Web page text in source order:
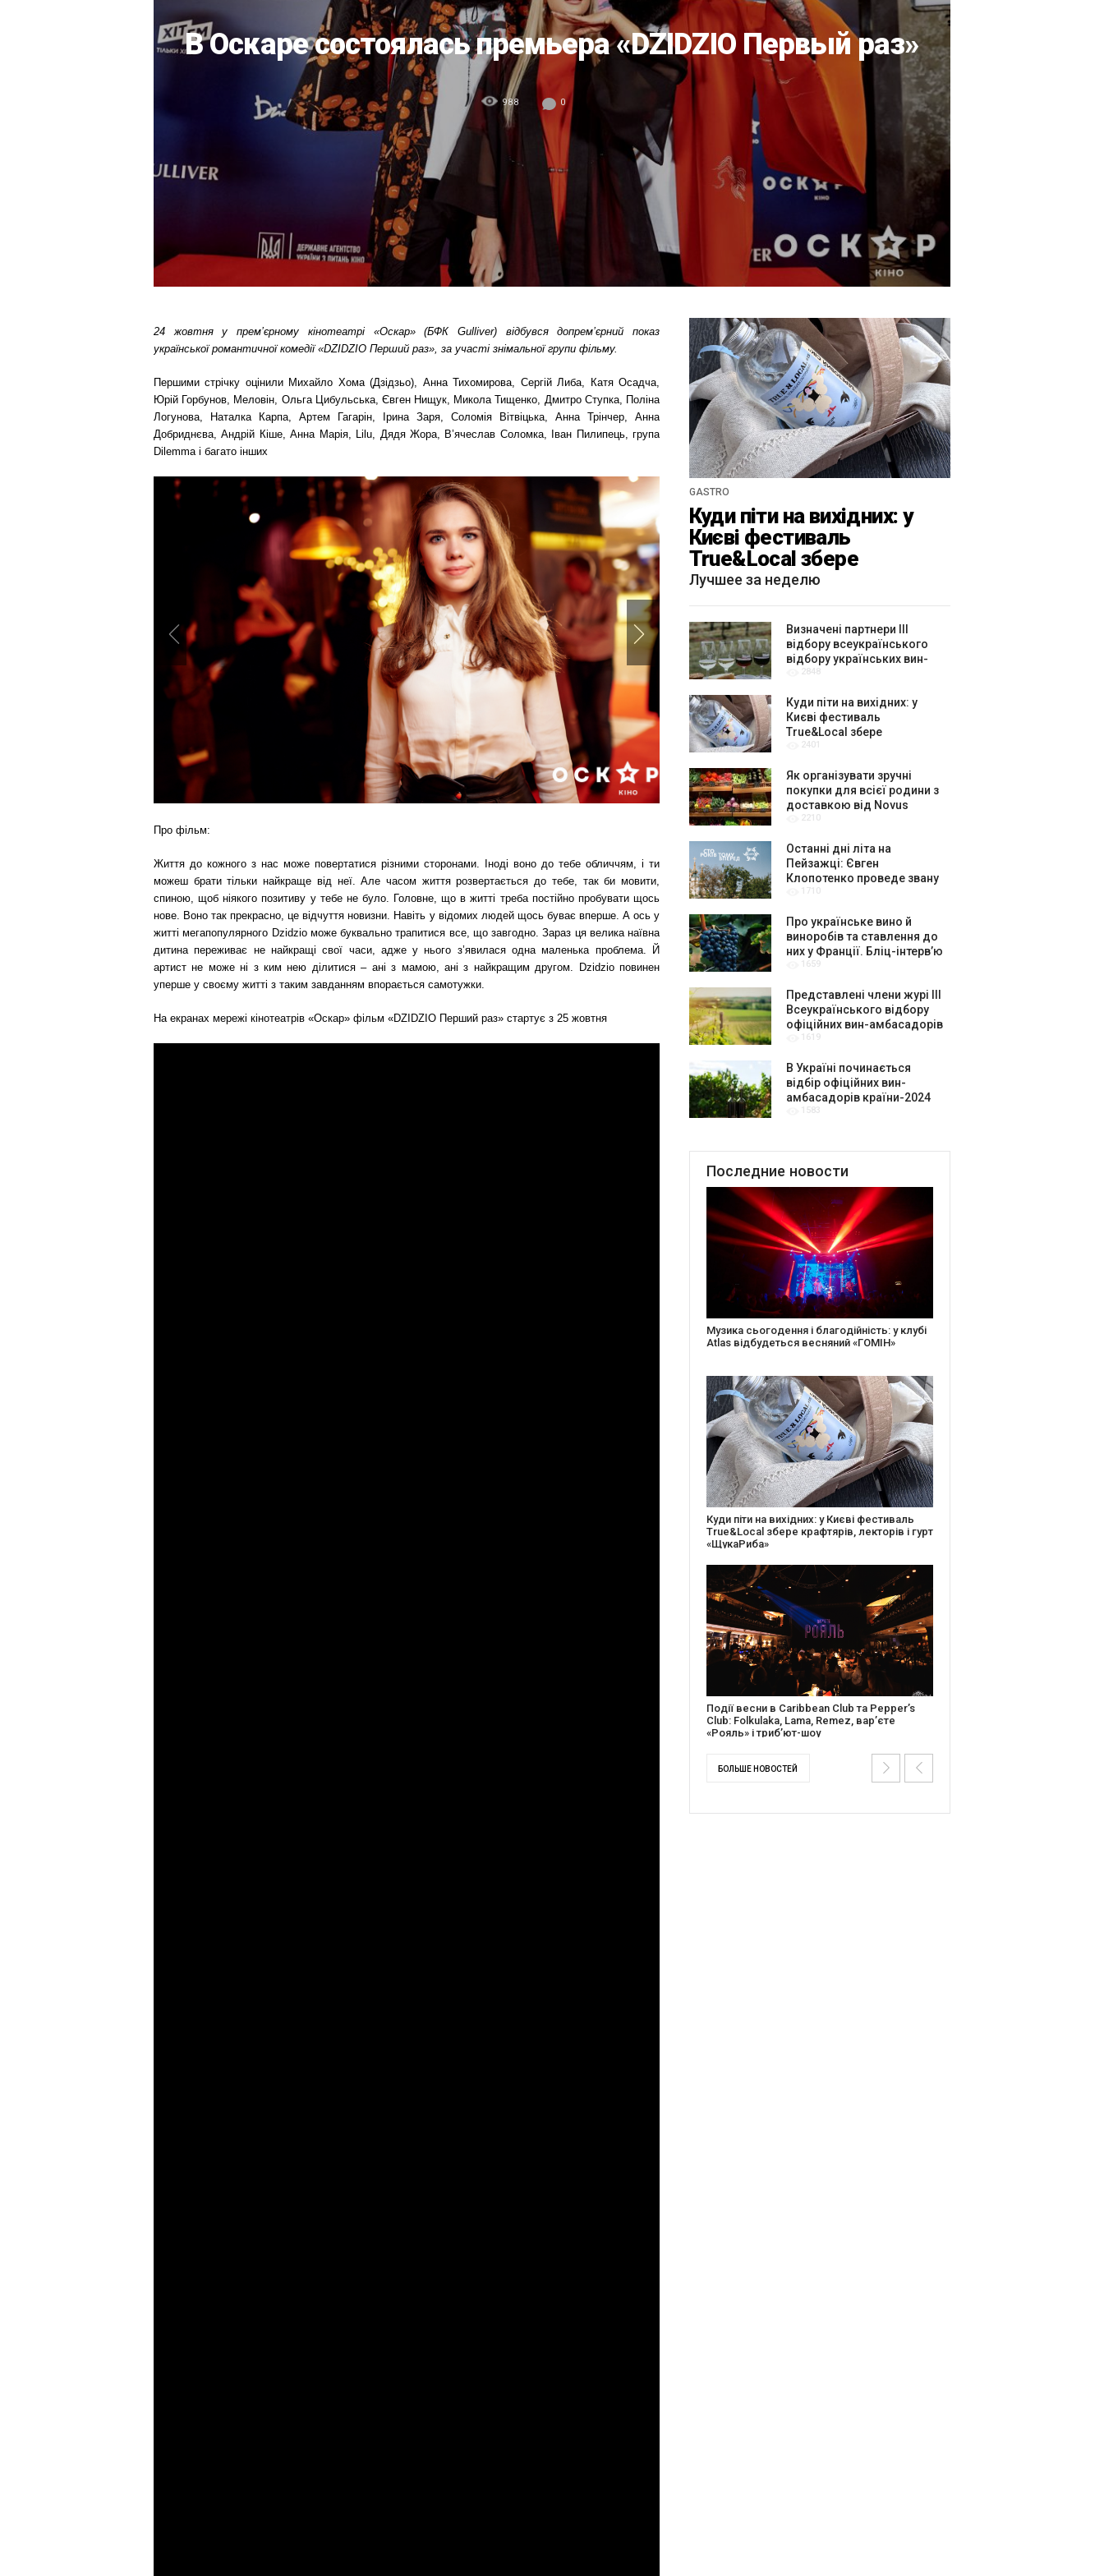
В Оскаре состоялась премьера «DZIDZIO Первый раз»
988 0
24 жовтня у прем’єрному кінотеатрі «Оскар» (БФК Gulliver) відбувся допрем’єрний показ
української романтичної комедії «DZIDZIO Перший раз», за участі знімальної групи фільму.
Першими стрічку оцінили Михайло Хома (Дзідзьо), Анна Тихомирова, Сергій Либа, Катя Осадча,
Юрій Горбунов, Меловін, Ольга Цибульська, Євген Нищук, Микола Тищенко, Дмитро Ступка, Поліна
Логунова, Наталка Карпа, Артем Гагарін, Ірина Заря, Соломія Вітвіцька, Анна Трінчер, Анна
Добриднєва, Андрій Кіше, Анна Марія, Lilu, Дядя Жора, В’ячеслав Соломка, Іван Пилипець, група
Dilemma і багато інших
Next
Про фільм:
Життя до кожного з нас може повертатися різними сторонами. Іноді воно до тебе обличчям, і ти
можеш брати тільки найкраще від неї. Але часом життя розвертається до тебе, так би мовити,
спиною, щоб ніякого позитиву у тебе не було. Головне, що в житті треба постійно пробувати щось
нове. Воно так прекрасно, це відчуття новизни. Навіть у відомих людей щось буває вперше. А ось у
житті мегапопулярного Dzidzio може буквально трапитися все, що завгодно. Зараз ця велика наївна
дитина переживає не найкращі свої часи, адже у нього з’явилася одна маленька проблема. Й
артист не може ні з ким нею ділитися – ані з мамою, ані з найкращим другом. Dzidzio повинен
уперше у своєму житті з таким завданням впорається самотужки.
На екранах мережі кінотеатрів «Оскар» фільм «DZIDZIO Перший раз» стартує з 25 жовтня
GASTRO
Куди піти на вихідних: у
Києві фестиваль
True&Local збере
крафтярів, лекторів і гурт
«ЩукаРиба»
Лучшее за неделю
Визначені партнери ІІІ
відбору всеукраїнського
відбору українських вин-
амбасадорів
2848
Куди піти на вихідних: у
Києві фестиваль
True&Local збере
крафтярів, лекторів і гурт
2401
Як організувати зручні
покупки для всієї родини з
доставкою від Novus
2210
Останні дні літа на
Пейзажці: Євген
Клопотенко проведе звану
вечерю присвячену Києву
1710
Про українське вино й
виноробів та ставлення до
них у Франції. Бліц-інтерв’ю
з керівниками музею вина
1659
Представлені члени журі ІІІ
Всеукраїнського відбору
офіційних вин-амбасадорів
України
1619
В Україні починається
відбір офіційних вин-
амбасадорів країни-2024
для центру культурної
1583
Последние новости
Створіть святкову листівку та допоможіть
стареньким: майстер-клас від БФ «Юлині
27 років музичної історії: Caribbean Club
відсвяткує День Народження серією
благодійних подій
Документальний фільм “Будинок “Слово”
англійською покажуть в країнах Європи,
Канаді та США
БОЛЬШЕ НОВОСТЕЙ